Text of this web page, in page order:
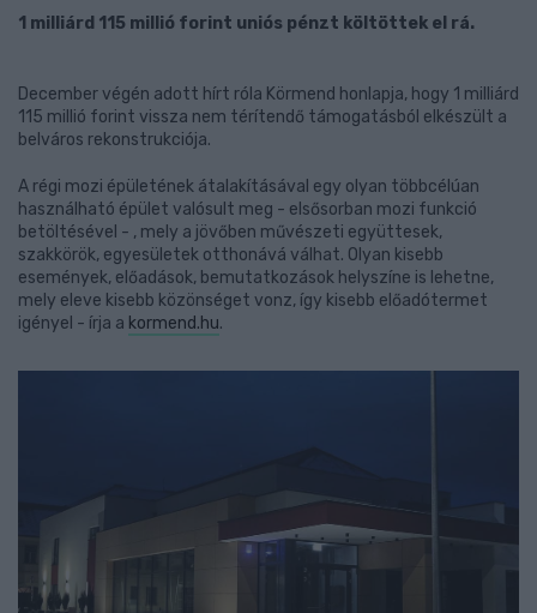
1 milliárd 115 millió forint uniós pénzt költöttek el rá.
December végén adott hírt róla Körmend honlapja, hogy 1 milliárd
115 millió forint vissza nem térítendő támogatásból elkészült a
belváros rekonstrukciója.
A régi mozi épületének átalakításával egy olyan többcélúan
használható épület valósult meg - elsősorban mozi funkció
betöltésével - , mely a jövőben művészeti együttesek,
szakkörök, egyesületek otthonává válhat. Olyan kisebb
események, előadások, bemutatkozások helyszíne is lehetne,
mely eleve kisebb közönséget vonz, így kisebb előadótermet
igényel - írja a kormend.hu.